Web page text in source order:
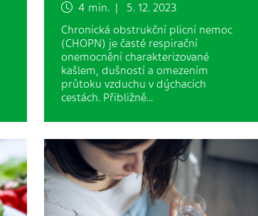
4 min. | 5. 12. 2023
Chronická obstrukční plicní nemoc
(CHOPN) je časté respirační
onemocnění charakterizované
kašlem, dušností a omezením
průtoku vzduchu v dýchacích
cestách. Přibližně…